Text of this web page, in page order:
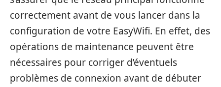
correctement avant de vous lancer dans la
configuration de votre EasyWifi. En effet, des
opérations de maintenance peuvent être
nécessaires pour corriger d’éventuels
problèmes de connexion avant de débuter